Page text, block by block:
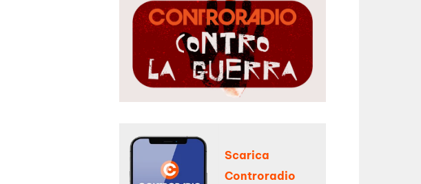
Scarica
Controradio